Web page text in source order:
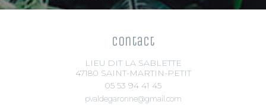
Contact
LIEU DIT LA SABLETTE
47180 SAINT-MARTIN-PETIT
05 53 94 41 45
pvaldegaronne@gmail.com